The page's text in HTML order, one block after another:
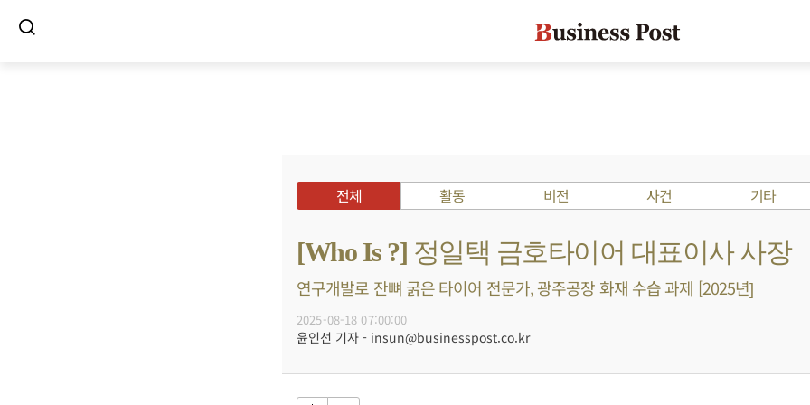
전체 활동 비전 사건 기타
[Who Is ?] 정일택 금호타이어 대표이사 사장
연구개발로 잔뼈 굵은 타이어 전문가, 광주공장 화재 수습 과제 [2025년]
2025-08-18 07:00:00
윤인선 기자 - insun@businesspost.co.kr